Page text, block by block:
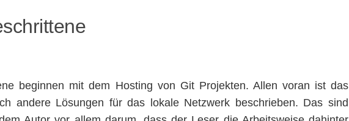
beginnen mit dem Hosting von Git Projekten. Allen voran ist das
andere Lösungen für das lokale Netzwerk beschrieben. Das sind